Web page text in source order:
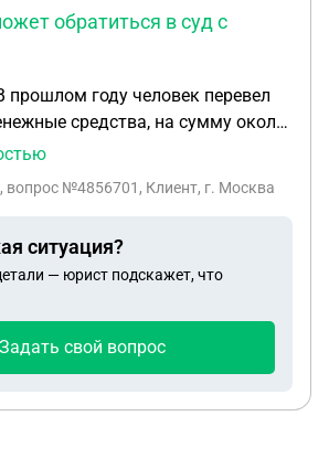
обратиться в суд с
прошлом году человек перевел
средства, на сумму около
он потребовал эти деньги
может обратиться в суд с
, вопрос №4856701, Клиент, г. Москва
ситуация?
— юрист подскажет, что
Задать свой вопрос